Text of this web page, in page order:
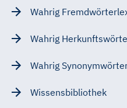
Wahrig
Wahrig
Wahrig
Wissensbibliothek